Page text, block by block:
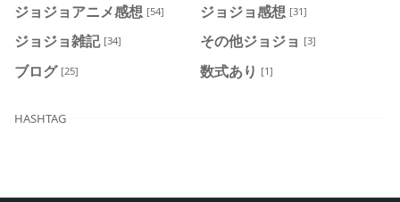
ジョジョアニメ感想 [54] ジョジョ感想 [31]
ジョジョ雑記 [34] その他ジョジョ [3]
ブログ [25] 数式あり [1]
HASHTAG